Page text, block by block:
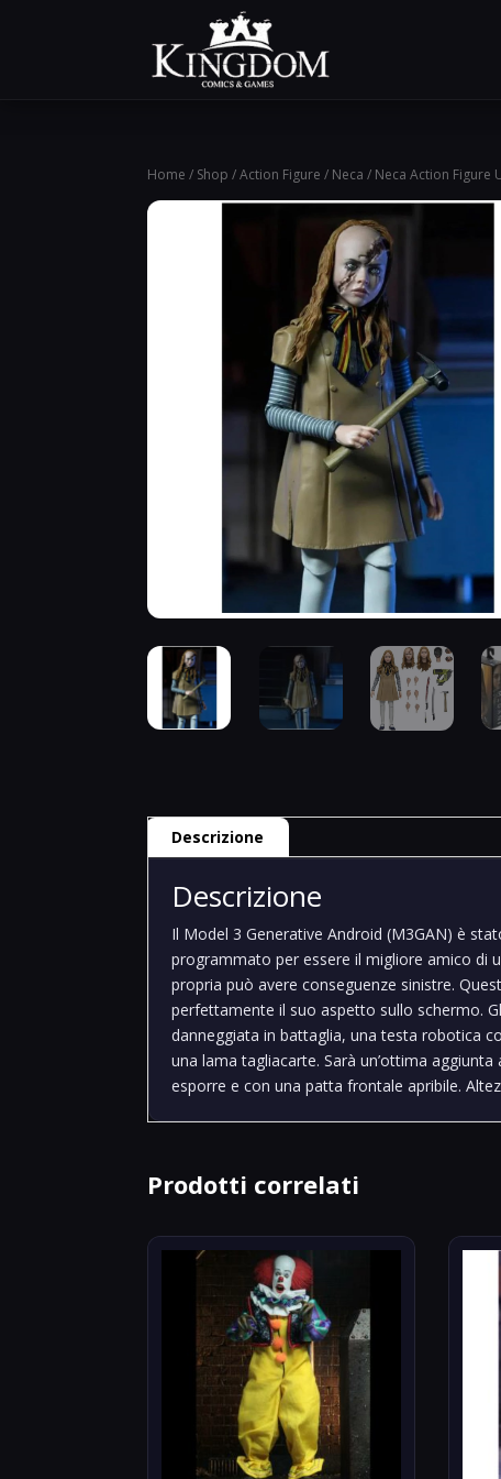
Home / Shop /Action Figure / Neca / Neca Action Figure
Descrizione
Descrizione
Il Model 3 Generative Android (M3GAN) è
programmato per essere il migliore amico di
propria può avere conseguenze sinistre.
perfettamente il suo aspetto sullo schermo.
danneggiata in battaglia, una testa robotica
una lama tagliacarte. Sarà un’ottima
esporre e con una patta frontale apribile.
Prodotti correlati